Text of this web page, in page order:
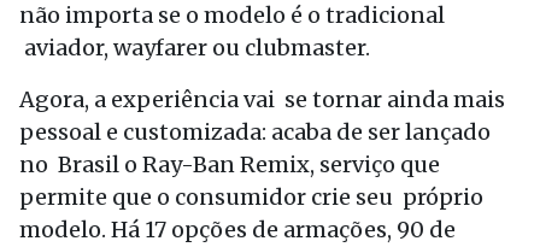
não importa se o modelo é o tradicional
aviador, wayfarer ou clubmaster.
Agora, a experiência vai se tornar ainda mais
pessoal e customizada: acaba de ser lançado
no Brasil o Ray-Ban Remix, serviço que
permite que o consumidor crie seu próprio
modelo. Há 17 opções de armações, 90 de